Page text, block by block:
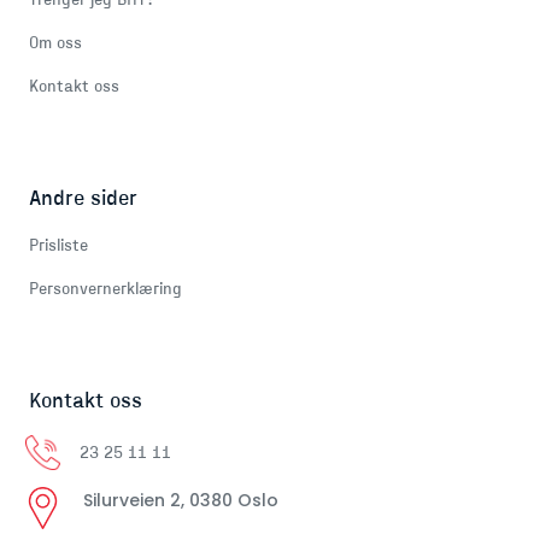
Om oss
Kontakt oss
Andre sider
Prisliste
Personvernerklæring
Kontakt oss
23 25 11 11
Silurveien 2, 0380 Oslo